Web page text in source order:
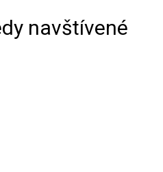
navštívené